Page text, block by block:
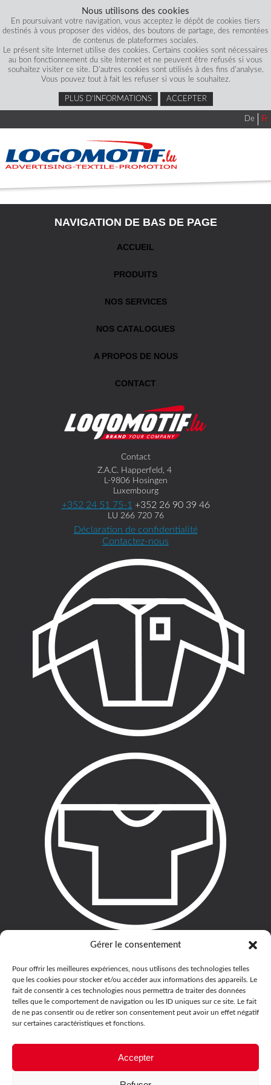
Gérer le consentement
Pour offrir les meilleures expériences, nous utilisons des technologies telles
que les cookies pour stocker et/ou accéder aux informations des appareils. Le
fait de consentir à ces technologies nous permettra de traiter des données
telles que le comportement de navigation ou les ID uniques sur ce site. Le fait
de ne pas consentir ou de retirer son consentement peut avoir un effet négatif
sur certaines caractéristiques et fonctions.
Accepter
Nous utilisons des cookies
En poursuivant votre navigation, vous acceptez le dépôt de cookies tiers
destinés à vous proposer des vidéos, des boutons de partage, des remontées
de contenus de plateformes sociales.
Le présent site Internet utilise des cookies. Certains cookies sont nécessaires
au bon fonctionnement du site Internet et ne peuvent être refusés si vous
souhaitez visiter ce site. D'autres cookies sont utilisés à des fins d'analyse.
Vous pouvez tout à fait les refuser si vous le souhaitez.
PLUS D’INFORMATIONS ACCEPTER
De Fr
NAVIGATION DE BAS DE PAGE
ACCUEIL
PRODUITS
NOS SERVICES
NOS CATALOGUES
A PROPOS DE NOUS
CONTACT
Contact
Z.A.C. Happerfeld, 4
L-9806 Hosingen
Luxembourg
+352 24 51 75-1 +352 26 90 39 46
LU 266 720 76
Déclaration de confidentialité
Contactez-nous